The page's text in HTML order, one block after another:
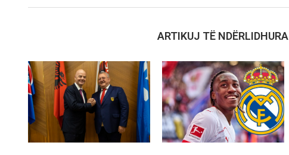
ARTIKUJ TË NDËRLIDHURA